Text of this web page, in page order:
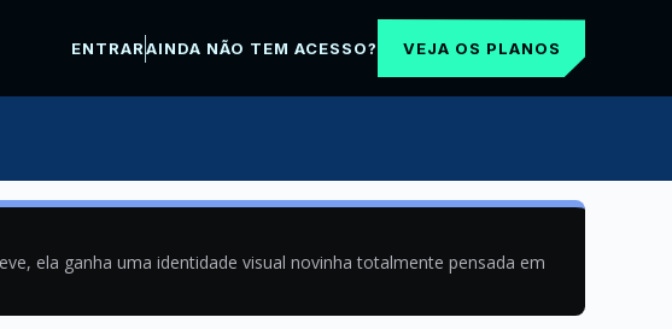
ENTRARAINDA NÃO TEM ACESSO? VEJA OS PLANOS
ela ganha uma identidade visual novinha totalmente pensada em